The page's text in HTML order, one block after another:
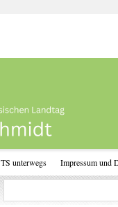
TS unterwegs Impressum und